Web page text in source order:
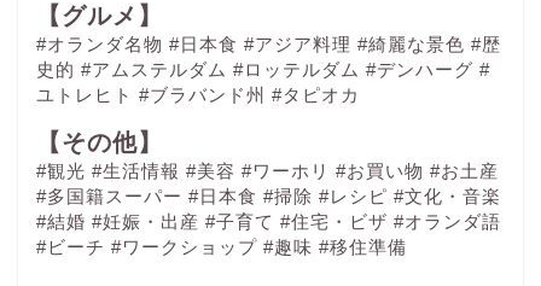
【グルメ】
#オランダ名物 #日本食 #アジア料理 #綺麗な景色 #歴
史的 #アムステルダム #ロッテルダム #デンハーグ #
ユトレヒト #ブラバンド州 #タピオカ
【その他】
#観光 #生活情報 #美容 #ワーホリ #お買い物 #お土産
#多国籍スーパー #日本食 #掃除 #レシピ #文化・音楽
#結婚 #妊娠・出産 #子育て #住宅・ビザ #オランダ語
#ビーチ #ワークショップ #趣味 #移住準備